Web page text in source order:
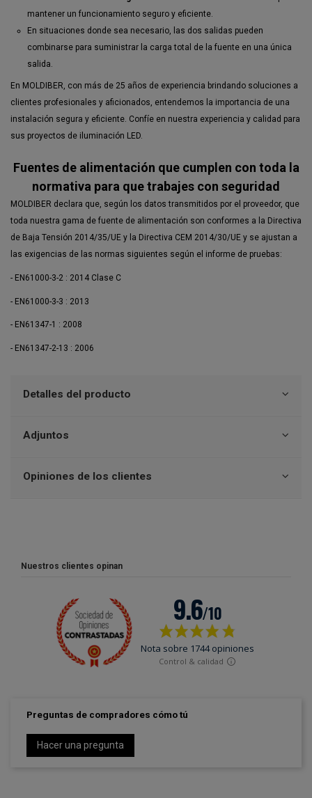
mantener un funcionamiento seguro y eficiente.
En situaciones donde sea necesario, las dos salidas pueden
combinarse para suministrar la carga total de la fuente en una única
salida.
En MOLDIBER, con más de 25 años de experiencia brindando soluciones a
clientes profesionales y aficionados, entendemos la importancia de una
instalación segura y eficiente. Confíe en nuestra experiencia y calidad para
sus proyectos de iluminación LED.
Fuentes de alimentación que cumplen con toda la
normativa para que trabajes con seguridad
MOLDIBER declara que, según los datos transmitidos por el proveedor, que
toda nuestra gama de fuente de alimentación son conformes a la Directiva
de Baja Tensión 2014/35/UE y la Directiva CEM 2014/30/UE y se ajustan a
las exigencias de las normas siguientes según el informe de pruebas:
- EN61000-3-2 : 2014 Clase C
- EN61000-3-3 : 2013
- EN61347-1 : 2008
- EN61347-2-13 : 2006
Detalles del producto
Adjuntos
Opiniones de los clientes
Nuestros clientes opinan
Preguntas de compradores cómo tú
Hacer una pregunta